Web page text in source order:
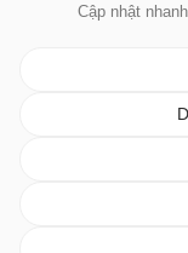
Cập nhật